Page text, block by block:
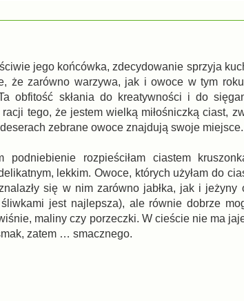
jego końcówka, zdecydowanie sprzyja
że zarówno warzywa, jak i owoce w tym
obfitość skłania do kreatywności i do
racji tego, że jestem wielką miłośniczką ciast,
zebrane owoce znajdują swoje miejsce.
podniebienie rozpieściłam ciastem
lekkim. Owoce, których użyłam do
się w nim zarówno jabłka, jak i jeżyny
jest najlepsza), ale równie dobrze
maliny czy porzeczki. W cieście nie ma
zatem … smacznego.